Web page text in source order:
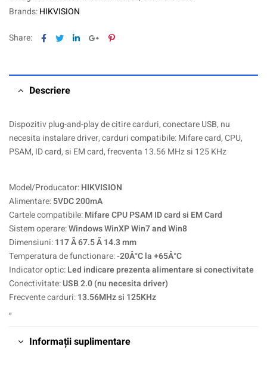
Brands:HIKVISION
Share: Facebook
TwitterLinkedinGoogle+Pinterest
Descriere
Dispozitiv plug-and-play de citire carduri, conectare USB, nu
necesita instalare driver, carduri compatibile: Mifare card, CPU,
PSAM, ID card, si EM card, frecventa 13.56 MHz si 125 KHz
Model/Producator:HIKVISION
Alimentare:5VDC 200mA
Cartele compatibile:Mifare CPU PSAM ID card si EM Card
Sistem operare:Windows WinXP Win7 and Win8
Dimensiuni:117 Ã 67.5 Ã 14.3 mm
Temperatura de functionare:-20Â°C la +65Â°C
Indicator optic:Led indicare prezenta alimentare si conectivitate
Conectivitate:USB 2.0 (nu necesita driver)
Frecvente carduri:13.56MHz si 125KHz
„
Informații suplimentare